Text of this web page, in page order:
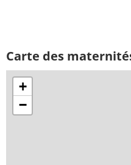
Carte des
+
−